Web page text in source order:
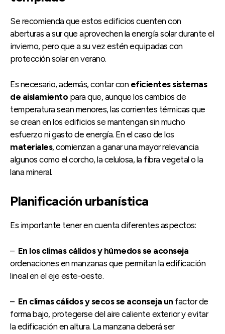
Se recomienda que estos edificios cuenten con
aberturas a sur que aprovechen la energía solar durante el
invierno, pero que a su vez estén equipadas con
protección solar en verano.
Es necesario, además, contar con eficientes sistemas
de aislamiento para que, aunque los cambios de
temperatura sean menores, las corrientes térmicas que
se crean en los edificios se mantengan sin mucho
esfuerzo ni gasto de energía. En el caso de los
materiales, comienzan a ganar una mayor relevancia
algunos como el corcho, la celulosa, la fibra vegetal o la
lana mineral.
Planificación urbanística
Es importante tener en cuenta diferentes aspectos:
– En los climas cálidos y húmedos se aconseja
ordenaciones en manzanas que permitan la edificación
lineal en el eje este-oeste.
– En climas cálidos y secos se aconseja un factor de
forma bajo, protegerse del aire caliente exterior y evitar
la edificación en altura. La manzana deberá ser